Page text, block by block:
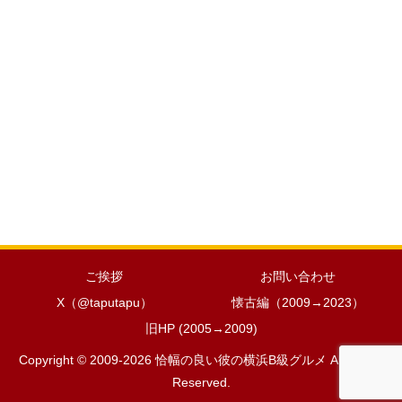
ご挨拶
お問い合わせ
X（@taputapu）
懐古編（2009→2023）
旧HP (2005→2009)
Copyright © 2009-2026 恰幅の良い彼の横浜B級グルメ All Rights
Reserved.